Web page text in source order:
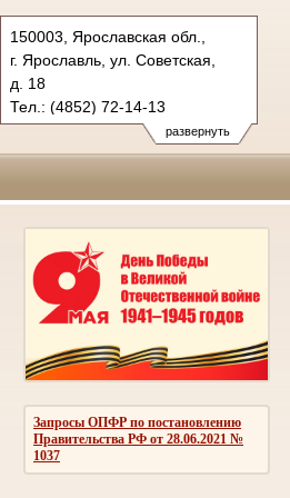
развернуть
150003, Ярославская обл.,
г. Ярославль, ул. Советская,
д. 18
Тел.: (4852) 72-14-13
oblsud.jrs@sudrf.ru
law@law.yar.ru
Запросы ОПФР по постановлению
Правительства РФ от 28.06.2021 №
1037